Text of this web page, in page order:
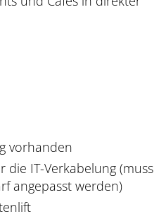
vorhanden
IT-Verkabelung (muss
angepasst werden)